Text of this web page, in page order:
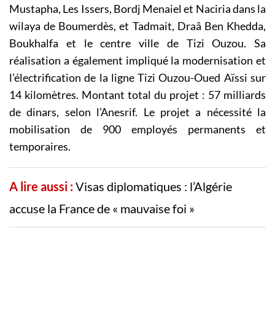
Mustapha, Les Issers, Bordj Menaiel et Naciria dans la
wilaya de Boumerdès, et Tadmait, Draâ Ben Khedda,
Boukhalfa et le centre ville de Tizi Ouzou. Sa
réalisation a également impliqué la modernisation et
l’électrification de la ligne Tizi Ouzou-Oued Aïssi sur
14 kilomètres. Montant total du projet : 57 milliards
de dinars, selon l’Anesrif. Le projet a nécessité la
mobilisation de 900 employés permanents et
temporaires.
A lire aussi :Visas diplomatiques : l’Algérie
accuse la France de « mauvaise foi »